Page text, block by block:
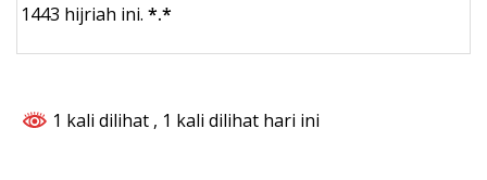
1443 hijriah ini. *.*
1 kali dilihat , 1 kali dilihat hari ini